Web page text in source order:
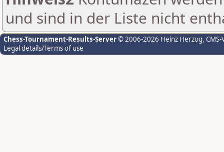
und sind in der Liste nicht
Chess-Tournament-Results-Server© 2006-2026 Heinz Herzog,
Legal details/Terms of use